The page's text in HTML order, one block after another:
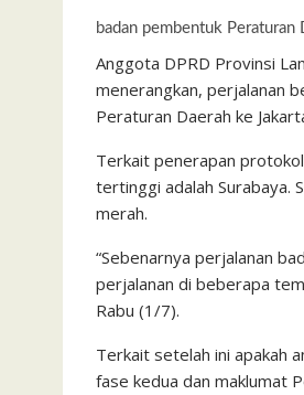
badan pembentuk Peraturan
Anggota DPRD Provinsi
menerangkan, perjalanan
Peraturan Daerah ke
Terkait penerapan
tertinggi adalah Surabaya.
merah.
“Sebenarnya perjalanan
perjalanan di beberapa
Rabu (1/7).
Terkait setelah ini apakah
fase kedua dan maklumat